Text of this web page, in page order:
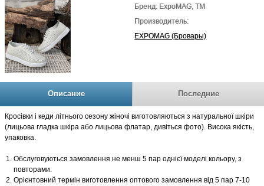
Бренд: ExpoMAG, TM
Производитель:
EXPOMAG (Бровары)
Описание Последние
Кросівки і кеди літнього сезону жіночі виготовляються з натуральної шкіри
(лицьова гладка шкіра або лицьова флатар, дивіться фото). Висока якість,
упаковка.
Обслуговуються замовлення не менш 5 пар однієї моделі кольору, з
повторами.
Орієнтовний термін виготовлення оптового замовлення від 5 пар 7-10